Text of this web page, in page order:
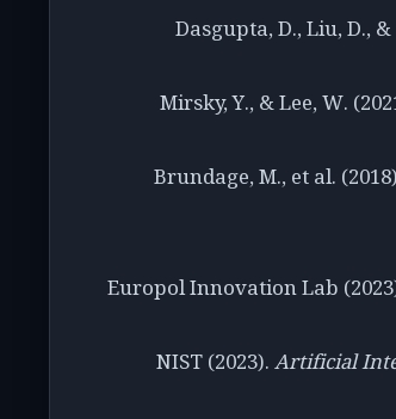
Dasgupta, D., Liu, D.,
Mirsky, Y., & Lee, W.
Brundage, M., et al.
Europol Innovation Lab
NIST (2023).Artificial